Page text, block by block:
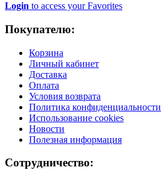
Login to access your Favorites
Покупателю:
Корзина
Личный кабинет
Доставка
Оплата
Условия возврата
Политика конфиденциальности
Использование cookies
Новости
Полезная информация
Сотрудничество: